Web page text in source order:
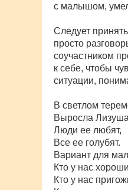
с малышом,
Следует
просто
соучастником
к себе, чтобы
ситуации,
В светлом
Выросла
Люди ее любят,
Все ее голубят.
Вариант для
Кто у нас
Кто у нас